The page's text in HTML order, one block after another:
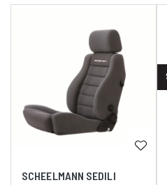
SCHEELMANN SEDILI